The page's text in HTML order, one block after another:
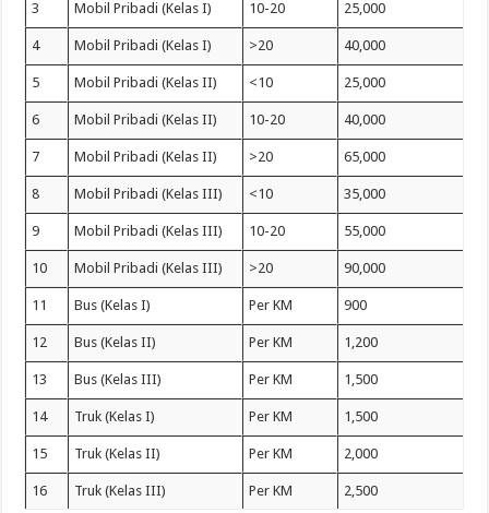
3 Mobil Pribadi (Kelas I) 10-20 25,000
4 Mobil Pribadi (Kelas I) >20 40,000
5 Mobil Pribadi (Kelas II) <10 25,000
6 Mobil Pribadi (Kelas II) 10-20 40,000
7 Mobil Pribadi (Kelas II) >20 65,000
8 Mobil Pribadi (Kelas III) <10 35,000
9 Mobil Pribadi (Kelas III) 10-20 55,000
10 Mobil Pribadi (Kelas III) >20 90,000
11 Bus (Kelas I) Per KM 900
12 Bus (Kelas II) Per KM 1,200
13 Bus (Kelas III) Per KM 1,500
14 Truk (Kelas I) Per KM 1,500
15 Truk (Kelas II) Per KM 2,000
16 Truk (Kelas III) Per KM 2,500